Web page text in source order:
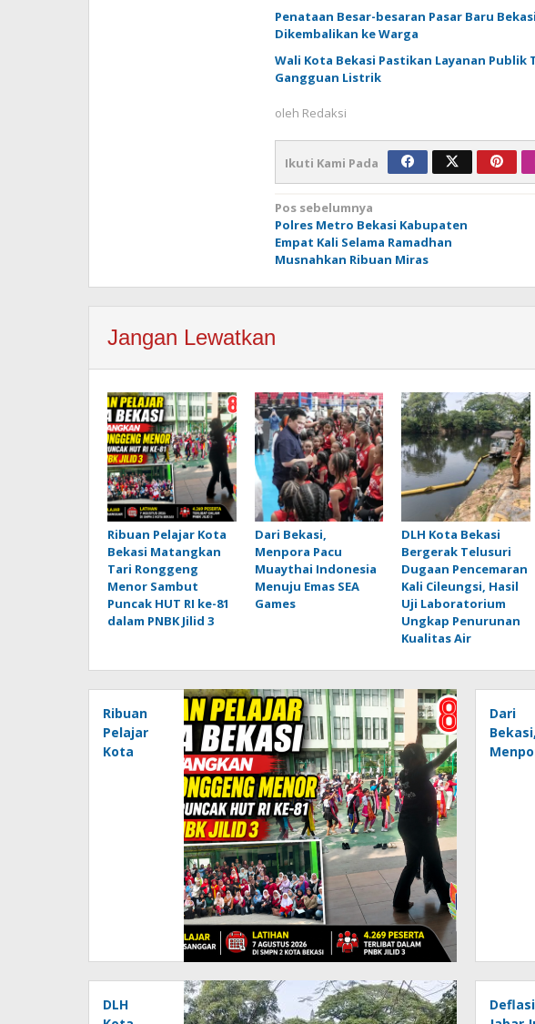
Penataan Besar-besaran Pasar Baru
Dikembalikan ke Warga
Wali Kota Bekasi Pastikan Layanan Publik
Gangguan Listrik
oleh Redaksi
Ikuti Kami Pada
Navigasi
pos
Pos sebelumnya
Polres Metro Bekasi Kabupaten
Empat Kali Selama Ramadhan
Musnahkan Ribuan Miras
Jangan Lewatkan
Ribuan Pelajar Kota
Bekasi Matangkan
Tari Ronggeng
Menor Sambut
Puncak HUT RI ke-81
dalam PNBK Jilid 3
Dari Bekasi,
Menpora Pacu
Muaythai Indonesia
Menuju Emas SEA
Games
DLH Kota Bekasi
Bergerak Telusuri
Dugaan Pencemaran
Kali Cileungsi, Hasil
Uji Laboratorium
Ungkap Penurunan
Kualitas Air
Ribuan
Pelajar
Kota
PNBK
Jilid 3
Dari
Bekasi,
DLH
Deflasi